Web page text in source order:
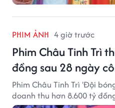
PHIM ẢNH 4 giờ trước
Phim Châu Tinh Trì
đồng sau 28 ngày
Phim Châu Tinh Trì 'Đội
doanh thu hơn 8.600 tỷ